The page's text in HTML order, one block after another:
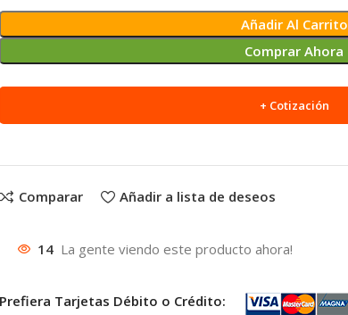
Añadir Al Carrito
Comprar Ahora
+ Cotización
Comparar Añadir a lista de deseos
14 La gente viendo este producto ahora!
Prefiera Tarjetas Débito o Crédito: